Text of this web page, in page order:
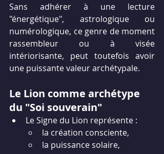
Sans adhérer à une lecture
"énergétique", astrologique ou
numérologique, ce genre de moment
rassembleur ou à visée
intériorisante, peut toutefois avoir
une puissante valeur archétypale.
Le Lion comme archétype
du "Soi souverain"
Le Signe du Lion représente :
la création consciente,
la puissance solaire,